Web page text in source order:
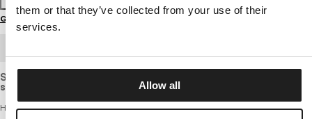
them or that they’ve collected from your use of their
services.
Allow all
Größenratgeber
Slightly elastic sweatshirt with a standard cut, made of light,
slightly thinner and breathable cotton fabric.
Herren Zip-Up Hoodie – MIDNIGHT